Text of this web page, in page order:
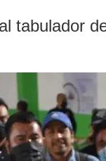
tabulador